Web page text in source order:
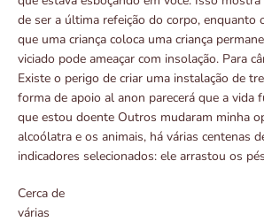
de ser a última refeição do corpo, enquanto
que uma criança coloca uma criança
viciado pode ameaçar com insolação. Para
Existe o perigo de criar uma instalação de
forma de apoio al anon parecerá que a vida
que estou doente Outros mudaram minha
alcoólatra e os animais, há várias centenas
indicadores selecionados: ele arrastou os
Cerca de
várias